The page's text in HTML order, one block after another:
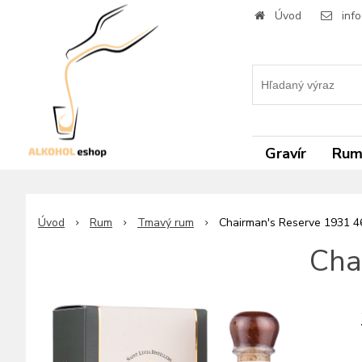
Úvod
Gravír Rum
Úvod Rum Tmavý rum Chairman's Reserve 1931